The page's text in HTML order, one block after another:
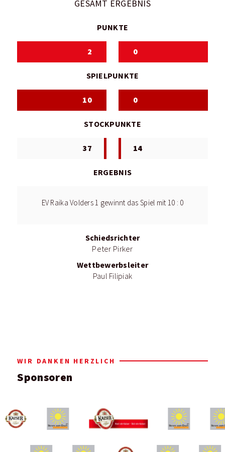
GESAMT ERGEBNIS
PUNKTE
2 0
SPIELPUNKTE
10 0
STOCKPUNKTE
37 14
ERGEBNIS
EV Raika Volders 1 gewinnt das Spiel mit 10 : 0
Schiedsrichter
Peter Pirker
Wettbewerbsleiter
Paul Filipiak
WIR DANKEN HERZLICH
Sponsoren